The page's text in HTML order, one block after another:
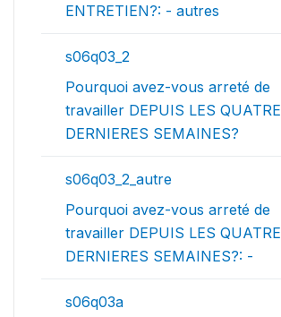
ENTRETIEN?: - autres
s06q03_2
Pourquoi avez-vous arreté de
travailler DEPUIS LES QUATRE
DERNIERES SEMAINES?
s06q03_2_autre
Pourquoi avez-vous arreté de
travailler DEPUIS LES QUATRE
DERNIERES SEMAINES?: -
s06q03a